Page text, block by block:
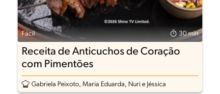
Fácil 30 min
Receita de Anticuchos de Coração
com Pimentões
Gabriela Peixoto, Maria Eduarda, Nuri e Jéssica